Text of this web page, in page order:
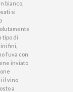
bianco,
si
tipo di
fini,
l’uva con
inviato
il vino
a